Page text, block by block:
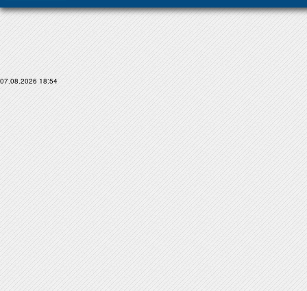
07.08.2026 18:54